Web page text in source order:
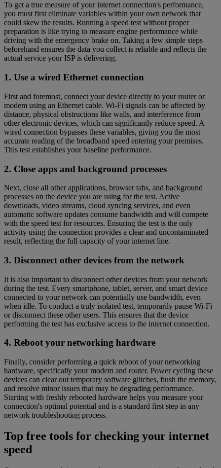
To get a true measure of your internet connection's performance,
you must first eliminate variables within your own network that
could skew the results. Running a speed test without proper
preparation is like trying to measure engine performance while
driving with the emergency brake on. Taking a few simple steps
beforehand ensures the data you collect is reliable and reflects the
actual service your ISP is delivering.
1. Use a wired Ethernet connection
First and foremost, connect your device directly to your router or
modem using an Ethernet cable. Wi-Fi signals can be affected by
distance, physical obstructions like walls, and interference from
other electronic devices, which can significantly reduce speed. A
wired connection bypasses these variables, giving you the most
accurate reading of the broadband speed entering your premises.
This test establishes your baseline performance.
2. Close apps and background processes
Next, close all other applications, browser tabs, and background
processes on the device you are using for the test. Active
downloads, video streams, cloud syncing services, and even
automatic software updates consume bandwidth and will compete
with the speed test for resources. Ensuring the test is the only
activity using the connection provides a clear and uncontaminated
result, reflecting the full capacity of your internet line.
3. Disconnect other devices from the network
It is also important to disconnect other devices from your network
during the test. Every smartphone, tablet, server, and smart device
connected to your network can potentially use bandwidth, even
when idle. To conduct a truly isolated test, temporarily pause Wi-Fi
or disconnect these other users. This ensures that the device
performing the test has exclusive access to the internet connection.
4. Reboot your networking hardware
Finally, consider performing a quick reboot of your networking
hardware, specifically your modem and router. Power cycling these
devices can clear out temporary software glitches, flush the memory,
and resolve minor issues that may be degrading performance.
Starting with freshly rebooted hardware helps you measure your
connection's optimal potential and is a standard first step in any
network troubleshooting process.
Top free tools for checking your internet
speed